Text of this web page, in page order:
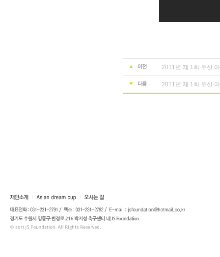
2011년 제 1회 두산
2011년 제 1회 두산